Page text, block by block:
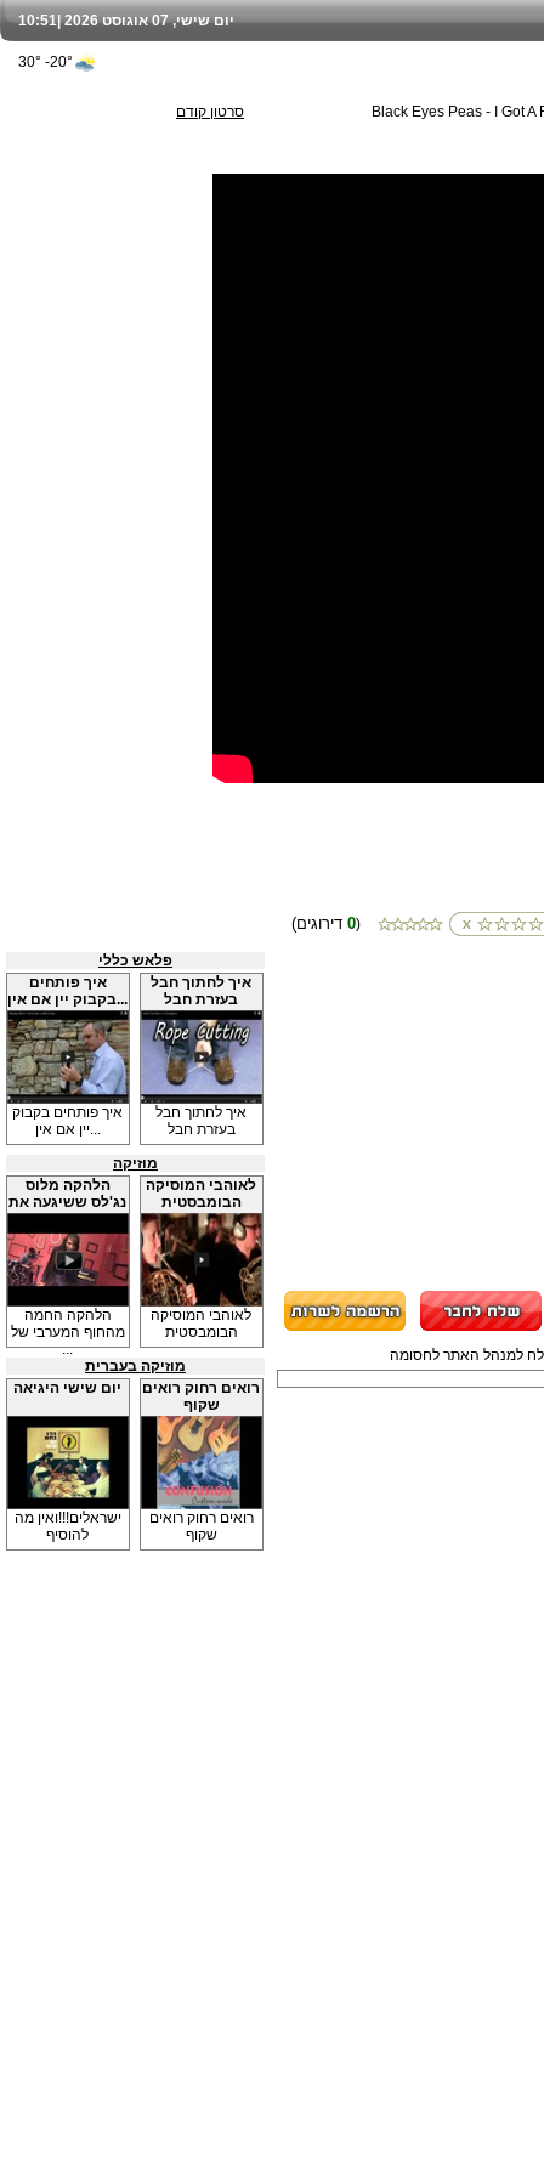
סרטון קודם Black Eyes Peas - I Got
0)
פלאש כללי
איך פותחים
בקבוק יין אם אין...
איך פותחים בקבוק
יין אם אין...
איך לחתוך חבל
בעזרת חבל
איך לחתוך חבל
בעזרת חבל
מוזיקה
הלהקה מלוס
נג'לס ששיגעה את
...
הלהקה החמה
מהחוף המערבי של
...
לאוהבי המוסיקה
הבומבסטית
לאוהבי המוסיקה
הבומבסטית
מוזיקה בעברית
יום שישי היגיאה
ישראלים!!!ואין מה
להוסיף
רואים רחוק רואים
שקוף
רואים רחוק רואים
שקוף
למנהל האתר לחסומה
10:51 יום שישי, 07 אוגוסט 2026 |
20°- 30°